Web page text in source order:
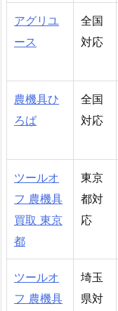
アグリユ
ース
全国
対応
農機具ひ
ろば
全国
対応
ツールオ
フ 農機具
買取 東京
都
東京
都対
応
ツールオ
フ 農機具
埼玉
県対